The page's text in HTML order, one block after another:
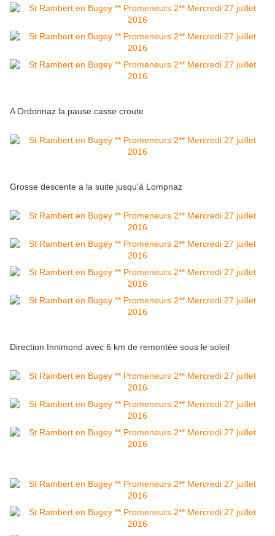
A Ordonnaz la pause casse croute
Grosse descente a la suite jusqu'à Lompnaz
Direction Innimond avec 6 km de remontée sous le soleil